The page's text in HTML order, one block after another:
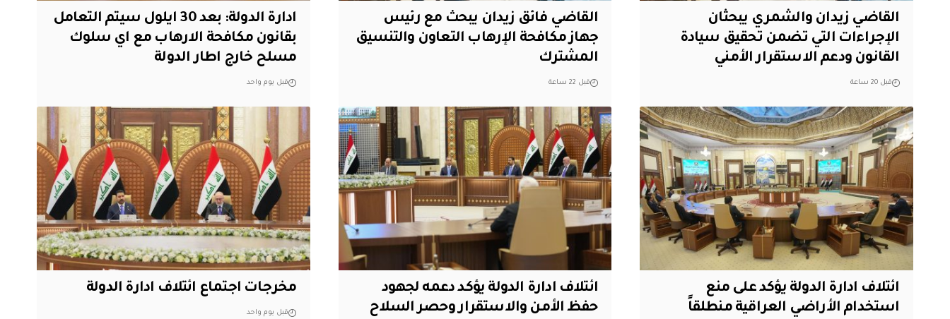
القاضي زيدان والشمري يبحثان
الإجراءات التي تضمن تحقيق سيادة
القانون ودعم الاستقرار الأمني
قبل 20 ساعة
القاضي فائق زيدان يبحث مع رئيس
جهاز مكافحة الإرهاب التعاون والتنسيق
المشترك
قبل 22 ساعة
ادارة الدولة: بعد 30 ايلول سيتم التعامل
بقانون مكافحة الارهاب مع اي سلوك
مسلح خارج اطار الدولة
قبل يوم واحد
ائتلاف ادارة الدولة يؤكد على منع
استخدام الأراضي العراقية منطلقاً
ائتلاف ادارة الدولة يؤكد دعمه لجهود
حفظ الأمن والاستقرار وحصر السلاح
مخرجات اجتماع ائتلاف ادارة الدولة
قبل يوم واحد